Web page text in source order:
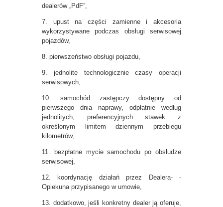
dealerów „PdF”,
7. upust na części zamienne i akcesoria
wykorzystywane podczas obsługi serwisowej
pojazdów,
8. pierwszeństwo obsługi pojazdu,
9. jednolite technologicznie czasy operacji
serwisowych,
10. samochód zastępczy dostępny od
pierwszego dnia naprawy, odpłatnie według
jednolitych, preferencyjnych stawek z
określonym limitem dziennym przebiegu
kilometrów,
11. bezpłatne mycie samochodu po obsłudze
serwisowej,
12. koordynację działań przez Dealera- -
Opiekuna przypisanego w umowie,
13. dodatkowo, jeśli konkretny dealer ją oferuje,